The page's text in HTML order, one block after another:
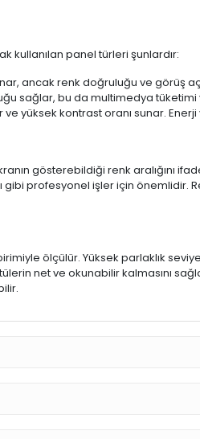
kullanılan panel türleri şunlardır:
ancak renk doğruluğu ve görüş
sağlar, bu da multimedya
ve yüksek kontrast oranı sunar.
gösterebildiği renk aralığını
profesyonel işler için
ölçülür. Yüksek parlaklık
net ve okunabilir kalmasını